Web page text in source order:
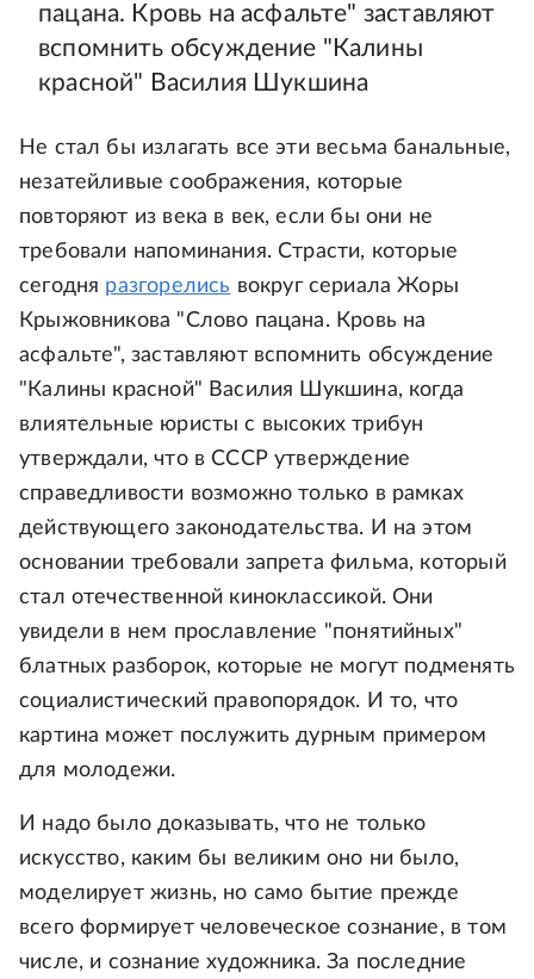
пацана. Кровь на асфальте" заставляют
вспомнить обсуждение "Калины
красной" Василия Шукшина
Не стал бы излагать все эти весьма банальные,
незатейливые соображения, которые
повторяют из века в век, если бы они не
требовали напоминания. Страсти, которые
сегодня разгорелись вокруг сериала Жоры
Крыжовникова "Слово пацана. Кровь на
асфальте", заставляют вспомнить обсуждение
"Калины красной" Василия Шукшина, когда
влиятельные юристы с высоких трибун
утверждали, что в СССР утверждение
справедливости возможно только в рамках
действующего законодательства. И на этом
основании требовали запрета фильма, который
стал отечественной киноклассикой. Они
увидели в нем прославление "понятийных"
блатных разборок, которые не могут подменять
социалистический правопорядок. И то, что
картина может послужить дурным примером
для молодежи.
И надо было доказывать, что не только
искусство, каким бы великим оно ни было,
моделирует жизнь, но само бытие прежде
всего формирует человеческое сознание, в том
числе, и сознание художника. За последние